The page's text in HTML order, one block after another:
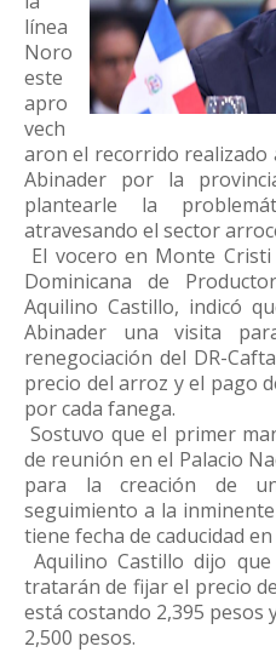
línea
Noro
este
apro
vech
aron el recorrido
Abinader por la
plantearle la
atravesando el sector
El vocero en Monte
Dominicana de
Aquilino Castillo, indicó
Abinader una visita
renegociación del DR-
precio del arroz y el pago
por cada fanega.
Sostuvo que el primer
de reunión en el Palacio
para la creación de
seguimiento a la
tiene fecha de caducidad en
Aquilino Castillo dijo
tratarán de fijar el precio
está costando 2,395 pesos
2,500 pesos.